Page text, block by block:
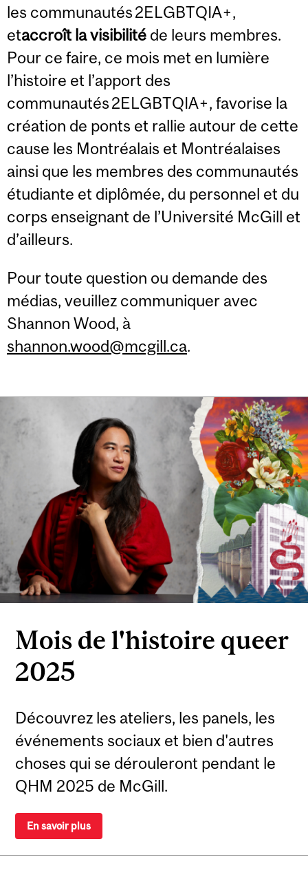
les communautés 2ELGBTQIA+,
etaccroît la visibilité de leurs membres.
Pour ce faire, ce mois met en lumière
l’histoire et l’apport des
communautés 2ELGBTQIA+, favorise la
création de ponts et rallie autour de cette
cause les Montréalais et Montréalaises
ainsi que les membres des communautés
étudiante et diplômée, du personnel et du
corps enseignant de l’Université McGill et
d’ailleurs.
Pour toute question ou demande des
médias, veuillez communiquer avec
Shannon Wood, à
shannon.wood@mcgill.ca.
Mois de l'histoire queer
2025
Découvrez les ateliers, les panels, les
événements sociaux et bien d'autres
choses qui se dérouleront pendant le
QHM 2025 de McGill.
En savoir plus